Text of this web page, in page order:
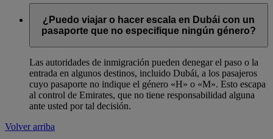
¿Puedo viajar o hacer escala en Dubái con un
pasaporte que no especifique ningún género?
Las autoridades de inmigración pueden denegar el paso o la
entrada en algunos destinos, incluido Dubái, a los pasajeros
cuyo pasaporte no indique el género «H» o «M». Esto escapa
al control de Emirates, que no tiene responsabilidad alguna
ante usted por tal decisión.
Volver arriba